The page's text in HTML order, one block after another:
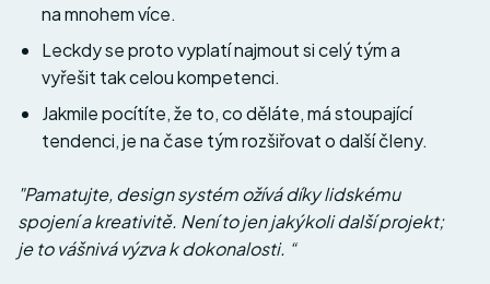
na mnohem více.
Leckdy se proto vyplatí najmout si celý tým a
vyřešit tak celou kompetenci.
Jakmile pocítíte, že to, co děláte, má stoupající
tendenci, je na čase tým rozšiřovat o další členy.
"Pamatujte, design systém ožívá díky lidskému
spojení a kreativitě. Není to jen jakýkoli další projekt;
je to vášnivá výzva k dokonalosti. “